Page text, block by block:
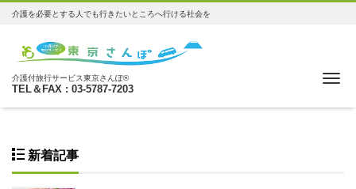
介護を必要とする人でも行きたいところへ行ける社会を
介護付旅行サービス東京さんぽ®
TEL＆FAX : 03-5787-7203
新着記事